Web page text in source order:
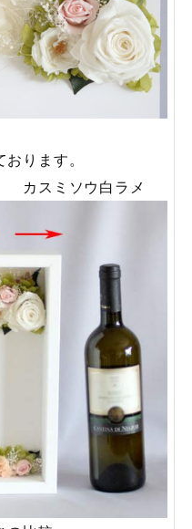
ります。
スミソウ白ラメ